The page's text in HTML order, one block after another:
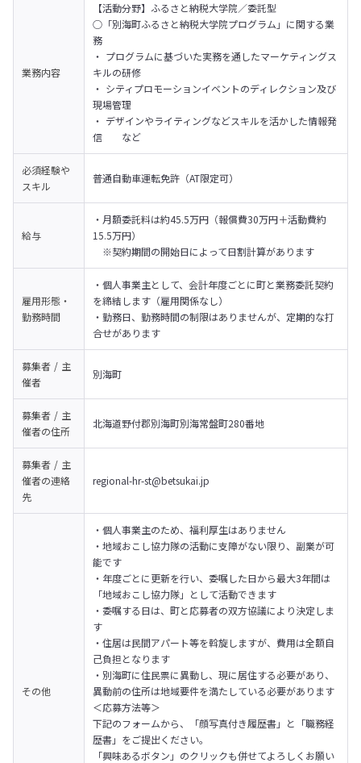
業務内容
【活動分野】ふるさと納税大学院／委託型
○「別海町ふるさと納税大学院プログラム」に関する業
務
・ プログラムに基づいた実務を通したマーケティングス
キルの研修
・ シティプロモーションイベントのディレクション及び
現場管理
・ デザインやライティングなどスキルを活かした情報発
信　　など
必須経験や
スキル
普通自動車運転免許（AT限定可）
給与
・月額委託料は約45.5万円（報償費30万円＋活動費約
15.5万円）
※契約期間の開始日によって日割計算があります
雇用形態・
勤務時間
・個人事業主として、会計年度ごとに町と業務委託契約
を締結します（雇用関係なし）
・勤務日、勤務時間の制限はありませんが、定期的な打
合せがあります
募集者 / 主
催者
別海町
募集者 / 主
催者の住所
北海道野付郡別海町別海常盤町280番地
募集者 / 主
催者の連絡
先
regional-hr-st@betsukai.jp
その他
・個人事業主のため、福利厚生はありません
・地域おこし協力隊の活動に支障がない限り、副業が可
能です
・年度ごとに更新を行い、委嘱した日から最大3年間は
「地域おこし協力隊」として活動できます
・委嘱する日は、町と応募者の双方協議により決定しま
す
・住居は民間アパート等を斡旋しますが、費用は全額自
己負担となります
・別海町に住民票に異動し、現に居住する必要があり、
異動前の住所は地域要件を満たしている必要があります
＜応募方法等＞
下記のフォームから、「顔写真付き履歴書」と「職務経
歴書」をご提出ください。
「興味あるボタン」のクリックも併せてよろしくお願い